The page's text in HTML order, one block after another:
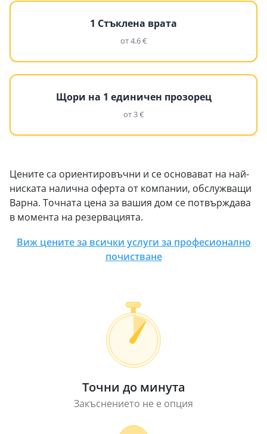
1 Стъклена врата
от 4.6 €
Щори на 1 единичен прозорец
от 3 €
Цените са ориентировъчни и се основават на най-
ниската налична оферта от компании, обслужващи
Варна. Точната цена за вашия дом се потвърждава
в момента на резервацията.
Виж цените за всички услуги за професионално
почистване
Точни до минута
Закъснението не е опция